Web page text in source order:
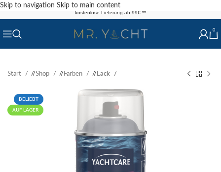
Skip to navigation Skip to main content
kostenlose Lieferung ab 99€ **
0
Start / Shop / Farben / Lack
BELIEBT
AUF LAGER